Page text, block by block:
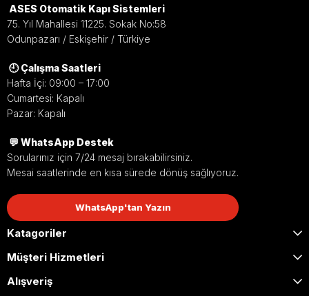
ASES Otomatik Kapı Sistemleri
75. Yıl Mahallesi 11225. Sokak No:58
Odunpazarı / Eskişehir / Türkiye
🕘 Çalışma Saatleri
Hafta İçi: 09:00 – 17:00
Cumartesi: Kapalı
Pazar: Kapalı
💬 WhatsApp Destek
Sorularınız için 7/24 mesaj bırakabilirsiniz.
Mesai saatlerinde en kısa sürede dönüş sağlıyoruz.
WhatsApp'tan Yazın
Katagoriler
Müşteri Hizmetleri
Alışveriş